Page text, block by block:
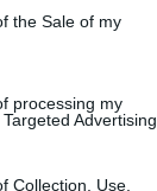
the Sale of my
processing my
Advertising.
Collection, Use,